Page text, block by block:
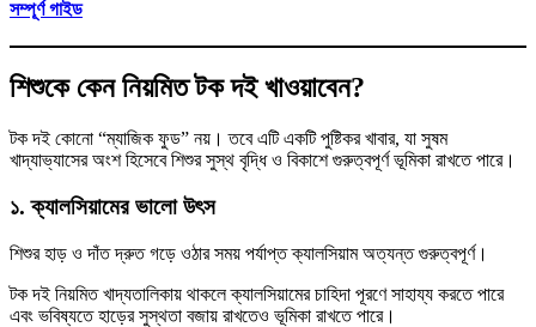
সম্পূর্ণ গাইড
শিশুকে কেন নিয়মিত টক দই খাওয়াবেন?
টক দই কোনো “ম্যাজিক ফুড” নয়। তবে এটি একটি পুষ্টিকর খাবার, যা সুষম
খাদ্যাভ্যাসের অংশ হিসেবে শিশুর সুস্থ বৃদ্ধি ও বিকাশে গুরুত্বপূর্ণ ভূমিকা রাখতে পারে।
১. ক্যালসিয়ামের ভালো উৎস
শিশুর হাড় ও দাঁত দ্রুত গড়ে ওঠার সময় পর্যাপ্ত ক্যালসিয়াম অত্যন্ত গুরুত্বপূর্ণ।
টক দই নিয়মিত খাদ্যতালিকায় থাকলে ক্যালসিয়ামের চাহিদা পূরণে সাহায্য করতে পারে
এবং ভবিষ্যতে হাড়ের সুস্থতা বজায় রাখতেও ভূমিকা রাখতে পারে।